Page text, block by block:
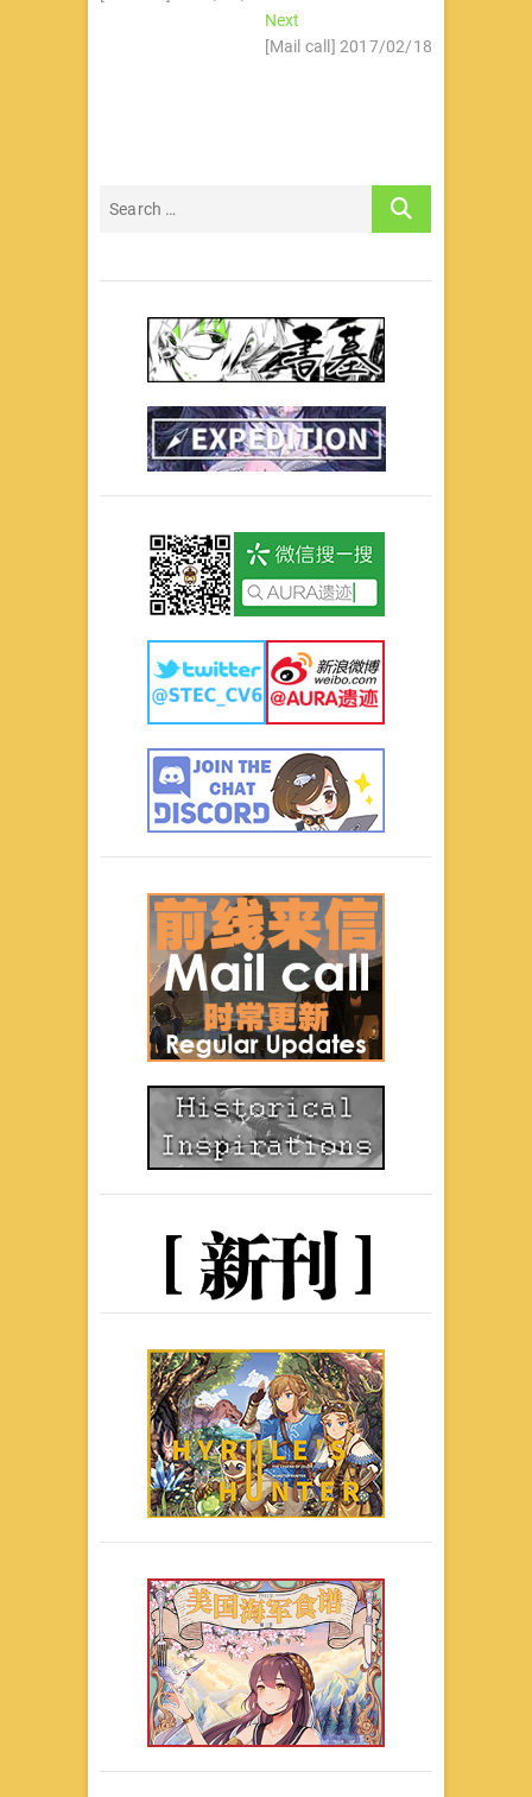
章
Next
post:
[Mail call] 2017/02/18